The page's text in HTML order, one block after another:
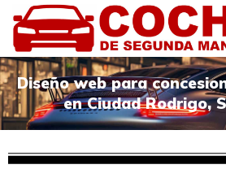
Diseño web para
en Ciudad Rodrigo,